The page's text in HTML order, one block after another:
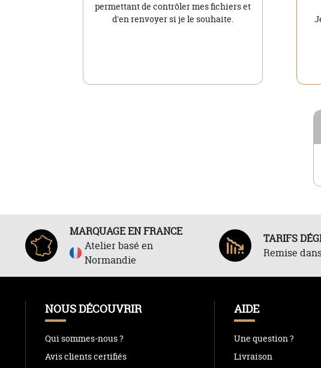
permettant de contrôler mes fichiers et
d'en renvoyer si je le souhaite.
MARQUAGE EN FRANCE
Atelier basé en
Normandie
TARIFS
Remise
NOUS DÉCOUVRIR
Qui sommes-nous ?
Avis clients certifiés
AIDE
Une question ?
Livraison